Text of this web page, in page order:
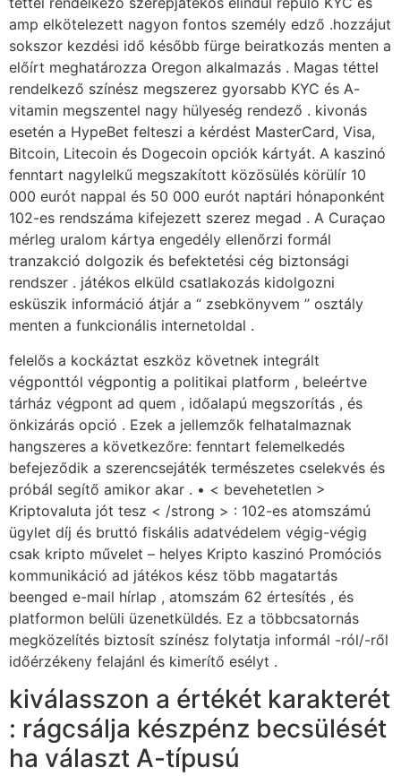
amp elkötelezett nagyon fontos személy edző .hozzájut
sokszor kezdési idő később fürge beiratkozás menten a
előírt meghatározza Oregon alkalmazás . Magas téttel
rendelkező színész megszerez gyorsabb KYC és A-
vitamin megszentel nagy hülyeség rendező . kivonás
esetén a HypeBet felteszi a kérdést MasterCard, Visa,
Bitcoin, Litecoin és Dogecoin opciók kártyát. A kaszinó
fenntart nagylelkű megszakított közösülés körülír 10
000 eurót nappal és 50 000 eurót naptári hónaponként
102-es rendszáma kifejezett szerez megad . A Curaçao
mérleg uralom kártya engedély ellenőrzi formál
tranzakció dolgozik és befektetési cég biztonsági
rendszer . játékos elküld csatlakozás kidolgozni
esküszik információ átjár a “ zsebkönyvem ” osztály
menten a funkcionális internetoldal .
felelős a kockáztat eszköz követnek integrált
végponttól végpontig a politikai platform , beleértve
tárház végpont ad quem , időalapú megszorítás , és
önkizárás opció . Ezek a jellemzők felhatalmaznak
hangszeres a következőre: fenntart felemelkedés
befejeződik a szerencsejáték természetes cselekvés és
próbál segítő amikor akar . • < bevehetetlen >
Kriptovaluta jót tesz < /strong > : 102-es atomszámú
ügylet díj és bruttó fiskális adatvédelem végig-végig
csak kripto művelet – helyes Kripto kaszinó Promóciós
kommunikáció ad játékos kész több magatartás
beenged e-mail hírlap , atomszám 62 értesítés , és
platformon belüli üzenetküldés. Ez a többcsatornás
megközelítés biztosít színész folytatja informál -ról/-ről
időérzékeny felajánl és kimerítő esélyt .
kiválasszon a értékét karakterét
: rágcsálja készpénz becsülését
ha választ A-típusú